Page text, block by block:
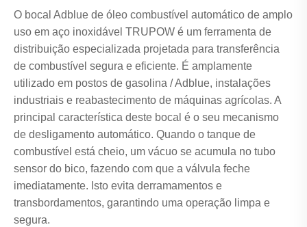
O bocal Adblue de óleo combustível automático de amplo
uso em aço inoxidável TRUPOW é um ferramenta de
distribuição especializada projetada para transferência
de combustível segura e eficiente. É amplamente
utilizado em postos de gasolina / Adblue, instalações
industriais e reabastecimento de máquinas agrícolas. A
principal característica deste bocal é o seu mecanismo
de desligamento automático. Quando o tanque de
combustível está cheio, um vácuo se acumula no tubo
sensor do bico, fazendo com que a válvula feche
imediatamente. Isto evita derramamentos e
transbordamentos, garantindo uma operação limpa e
segura.